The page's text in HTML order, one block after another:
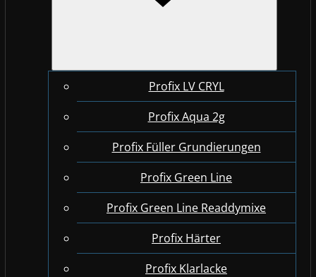
Profix LV CRYL
Profix Aqua 2g
Profix Füller Grundierungen
Profix Green Line
Profix Green Line Readdymixe
Profix Härter
Profix Klarlacke